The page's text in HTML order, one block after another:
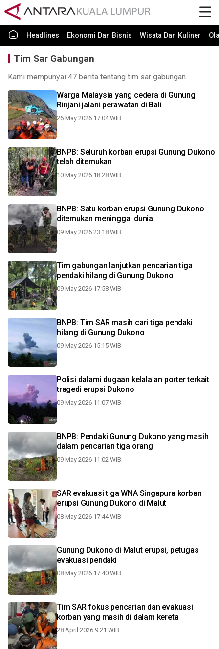
Headlines Ekonomi Dan Bisnis Wisata Dan Kuliner
Tim Sar Gabungan
Kami mempunyai 47 berita tentang tim sar gabungan.
Warga Malaysia yang cedera di Gunung
Rinjani jalani perawatan di Bali
26 May 2026 17:04 WIB
BNPB: Seluruh korban erupsi Gunung Dukono
telah ditemukan
10 May 2026 18:28 WIB
BNPB: Satu korban erupsi Gunung Dukono
ditemukan meninggal dunia
09 May 2026 23:18 WIB
Tim gabungan lanjutkan pencarian tiga
pendaki hilang di Gunung Dukono
09 May 2026 17:58 WIB
BNPB: Tim SAR masih cari tiga pendaki
hilang di Gunung Dukono
09 May 2026 15:15 WIB
Polisi dalami dugaan kelalaian porter terkait
tragedi erupsi Dukono
09 May 2026 11:07 WIB
BNPB: Pendaki Gunung Dukono yang masih
dalam pencarian tiga orang
09 May 2026 11:02 WIB
SAR evakuasi tiga WNA Singapura korban
erupsi Gunung Dukono di Malut
08 May 2026 17:44 WIB
Gunung Dukono di Malut erupsi, petugas
evakuasi pendaki
08 May 2026 17:40 WIB
Tim SAR fokus pencarian dan evakuasi
korban yang masih di dalam kereta
28 April 2026 9:21 WIB